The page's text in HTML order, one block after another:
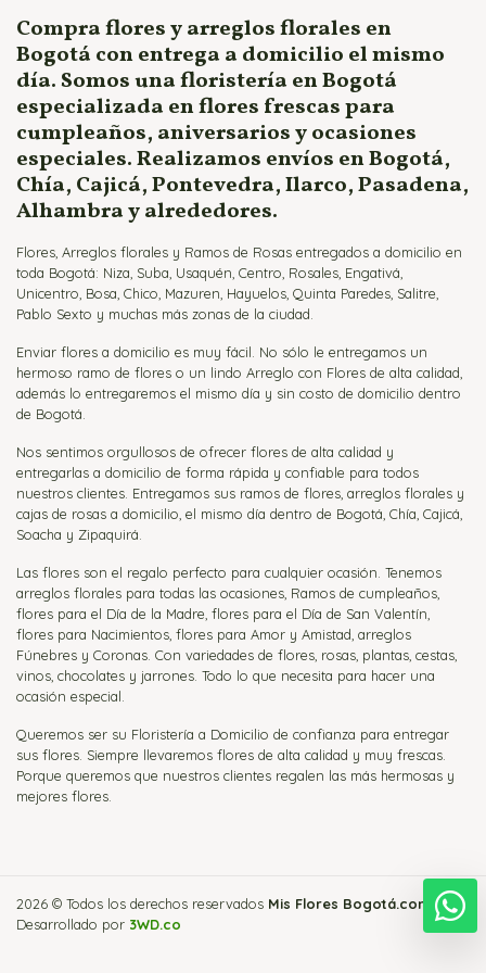
Flores para Nacimientos
Ramos para Aniversario
Compra flores y arreglos florales en
Bogotá con entrega a domicilio el mismo
día. Somos una floristería en Bogotá
especializada en flores frescas para
cumpleaños, aniversarios y ocasiones
especiales. Realizamos envíos en Bogotá,
Chía, Cajicá, Pontevedra, Ilarco, Pasadena,
Alhambra y alrededores.
Flores, Arreglos florales y Ramos de Rosas entregados a domicilio en
toda Bogotá: Niza, Suba, Usaquén, Centro, Rosales, Engativá,
Unicentro, Bosa, Chico, Mazuren, Hayuelos, Quinta Paredes, Salitre,
Pablo Sexto y muchas más zonas de la ciudad.
Enviar flores a domicilio es muy fácil. No sólo le entregamos un
hermoso ramo de flores o un lindo Arreglo con Flores de alta calidad,
además lo entregaremos el mismo día y sin costo de domicilio dentro
de Bogotá.
Nos sentimos orgullosos de ofrecer flores de alta calidad y
entregarlas a domicilio de forma rápida y confiable para todos
nuestros clientes. Entregamos sus ramos de flores, arreglos florales y
cajas de rosas a domicilio, el mismo día dentro de Bogotá, Chía, Cajicá,
Soacha y Zipaquirá.
Las flores son el regalo perfecto para cualquier ocasión. Tenemos
arreglos florales para todas las ocasiones, Ramos de cumpleaños,
flores para el Día de la Madre, flores para el Día de San Valentín,
flores para Nacimientos, flores para Amor y Amistad, arreglos
Fúnebres y Coronas. Con variedades de flores, rosas, plantas, cestas,
vinos, chocolates y jarrones. Todo lo que necesita para hacer una
ocasión especial.
Queremos ser su Floristería a Domicilio de confianza para entregar
sus flores. Siempre llevaremos flores de alta calidad y muy frescas.
Porque queremos que nuestros clientes regalen las más hermosas y
mejores flores.
2026 © Todos los derechos reservados Mis Flores Bogotá.com
Desarrollado por 3WD.co